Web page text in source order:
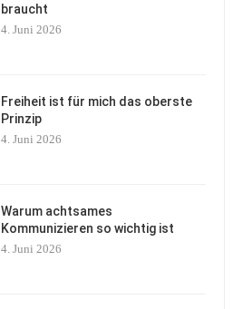
braucht
4. Juni 2026
Freiheit ist für mich das oberste
Prinzip
4. Juni 2026
Warum achtsames
Kommunizieren so wichtig ist
4. Juni 2026